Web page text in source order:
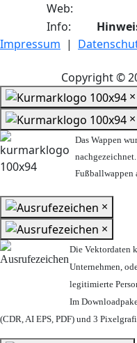
Web:
Info:
Impressum |
Copyright ©
×
×
Das Wappen
Fußballwappen
×
×
Die Vektordaten
Unternehmen,
legitimierte
Im
(CDR, AI EPS, PDF) und 3